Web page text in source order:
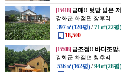
[15418] 급매!! 텃밭 넓은
강화군 하점면 창후리
397㎡(120평) /71㎡(22평)
18,500
[15508] 급조정!! 바다조망,
강화군 하점면 창후리
536㎡(162평) /94㎡(28평)